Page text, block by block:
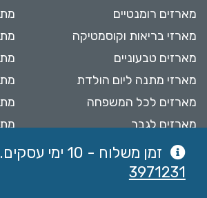
מארזים רומנטיים
מארזי בריאות וקוסמטיקה
מארזים טבעוניים
מארזי מתנה ליום הולדת
מארזים לכל המשפחה
מארזים לגבר
מארזים לאישה
זמן משלוח - 10 ימי עסקים. הזמנות לראש השנה יתקבלו עד 28.8 ולוועדי עובדים עד 20.8.
3971231